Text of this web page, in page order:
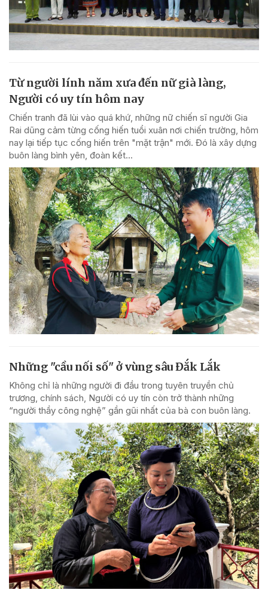
Từ người lính năm xưa đến nữ già làng,
Người có uy tín hôm nay
Chiến tranh đã lùi vào quá khứ, những nữ chiến sĩ người Gia
Rai dũng cảm từng cống hiến tuổi xuân nơi chiến trường, hôm
nay lại tiếp tục cống hiến trên "mặt trận" mới. Đó là xây dựng
buôn làng bình yên, đoàn kết...
Những "cầu nối số" ở vùng sâu Đắk Lắk
Không chỉ là những người đi đầu trong tuyên truyền chủ
trương, chính sách, Người có uy tín còn trở thành những
“người thầy công nghệ” gần gũi nhất của bà con buôn làng.